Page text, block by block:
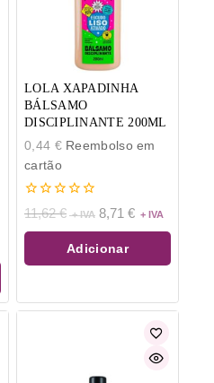
LOLA XAPADINHA
BÁLSAMO
DISCIPLINANTE 200ML
0,44 €Reembolso em
cartão
0
de
5
11,62€ 8,71 €
Adicionar